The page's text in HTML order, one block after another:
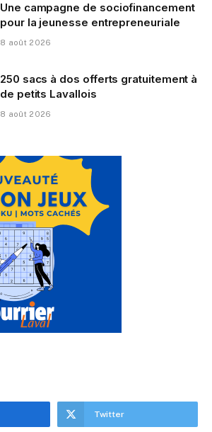
Une campagne de sociofinancement
pour la jeunesse entrepreneuriale
8 août 2026
250 sacs à dos offerts gratuitement à
de petits Lavallois
8 août 2026
Twitter